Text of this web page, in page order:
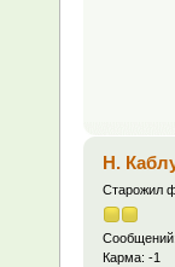
Н.
Старожил
Карма: -1